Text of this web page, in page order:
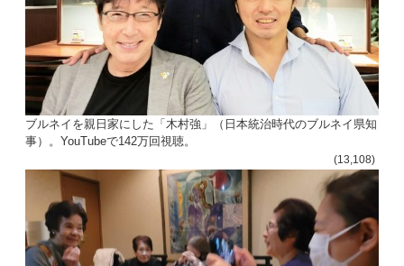
ブルネイを親日家にした「木村強」（日本統治時代のブルネイ県知
事）。YouTubeで142万回視聴。
(13,108)